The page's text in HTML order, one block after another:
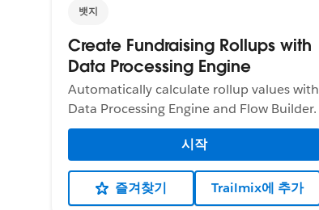
뱃지
Create Fundraising Rollups with
Data Processing Engine
Automatically calculate rollup values with
Data Processing Engine and Flow Builder.
시작
즐겨찾기 Trailmix에 추가